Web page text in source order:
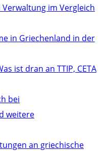
im Vergleich
in Griechenland in der
ist dran an TTIP, CETA
bei
weitere
an griechische